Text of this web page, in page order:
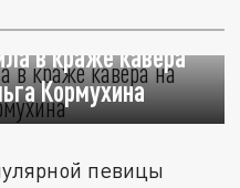
в краже кавера
Кормухина
певицы